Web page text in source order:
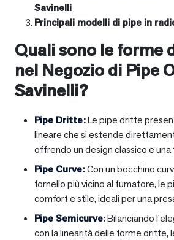
Savinelli
Principali modelli di pipe in
Quali sono le forme
nel Negozio di Pipe
Savinelli?
Pipe Dritte:Le pipe dritte
lineare che si estende
offrendo un design classico e
Pipe Curve:Con un bocchino
fornello più vicino al fumatore, le
comfort e stile, ideali per una
Pipe Semicurve: Bilanciando
con la linearità delle forme dritte,